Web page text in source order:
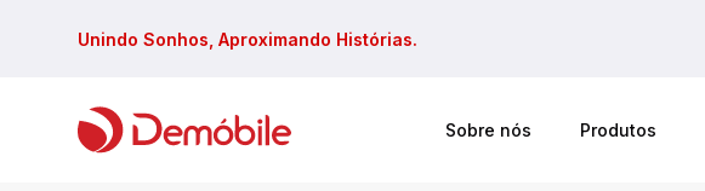
Unindo Sonhos, Aproximando Histórias.
Sobre nós Produtos